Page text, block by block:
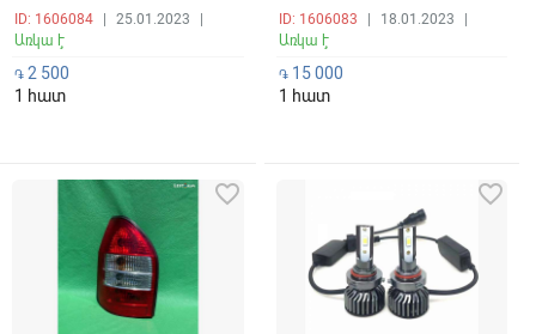
ID: 1606084 25.01.2023
Առկա է
֏ 2 500
1 հատ
ID: 1606083 18.01.2023
Առկա է
֏15 000
1 հատ
favorite_border favorite_border